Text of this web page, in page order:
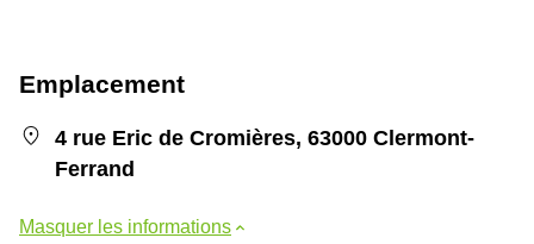
Emplacement
4 rue Eric de Cromières, 63000 Clermont-
Ferrand
Masquer les informations